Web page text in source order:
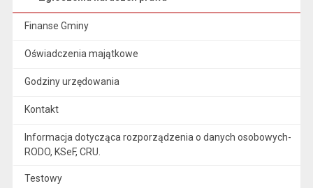
Finanse Gminy
Oświadczenia majątkowe
Godziny urzędowania
Kontakt
Informacja dotycząca rozporządzenia o danych osobowych-
RODO, KSeF, CRU.
Testowy